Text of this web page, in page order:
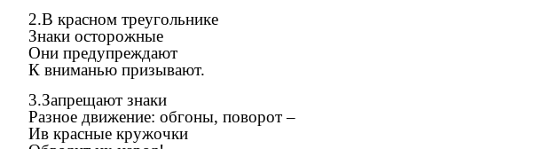
2.В красном треугольнике
Знаки осторожные
Они предупреждают
К вниманью призывают.
3.Запрещают знаки
Разное движение: обгоны, поворот –
Ив красные кружочки